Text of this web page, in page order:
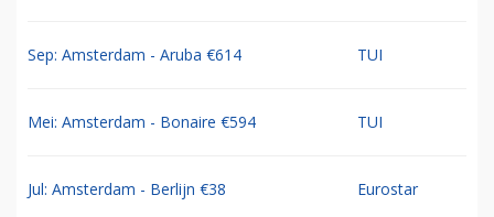
Sep: Amsterdam - Aruba €614 TUI
Mei: Amsterdam - Bonaire €594 TUI
Jul: Amsterdam - Berlijn €38 Eurostar